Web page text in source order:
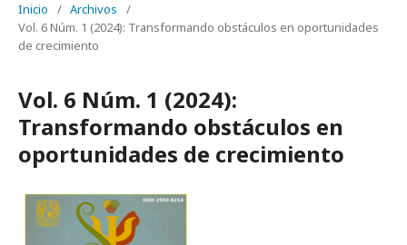
Inicio / Archivos
/
Vol. 6 Núm. 1 (2024): Transformando obstáculos en oportunidades
de crecimiento
Vol. 6 Núm. 1 (2024):
Transformando obstáculos en
oportunidades de crecimiento